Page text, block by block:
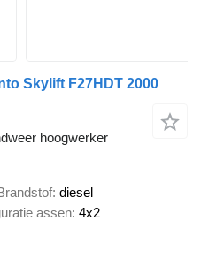
Skylift F27HDT 2000
hoogwerker
diesel
assen 4x2